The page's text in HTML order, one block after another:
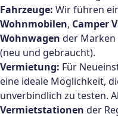
Fahrzeuge: Wir führen
Wohnmobilen, Camper
Wohnwagen der Marken
(neu und gebraucht).
Vermietung: Für
eine ideale Möglichkeit,
unverbindlich zu testen.
Vermietstationen der